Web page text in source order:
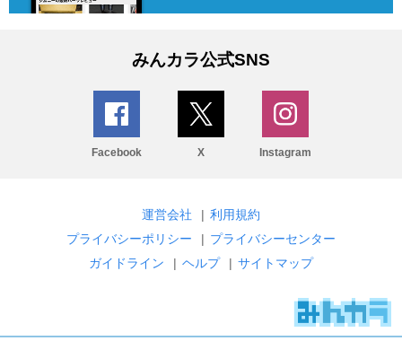
みんカラ公式SNS
Facebook X Instagram
運営会社 | 利用規約
プライバシーポリシー
| プライバシーセンター
ガイドライン
| ヘルプ | サイトマップ